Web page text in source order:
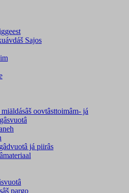
Sajos
oovtâsttoimâm- já
já piirâs
pargo